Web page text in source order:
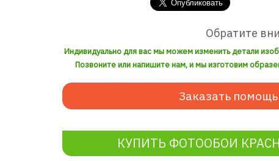
Обратите
Индивидуально для вас мы можем изменить детали
Позвоните или напишите нам, и мы изготовим
Заказать
КУПИТЬ ФОТООБОИ